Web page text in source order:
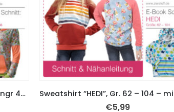
Sweatshirt “HEDI”, Gr. 158 – Damengr 46 – mit und ohne Kapuze
€5,99